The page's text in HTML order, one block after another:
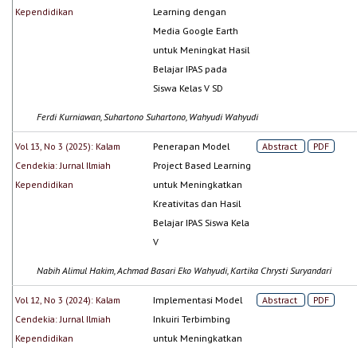
Kependidikan
Learning dengan
Media Google Earth
untuk Meningkat Hasil
Belajar IPAS pada
Siswa Kelas V SD
Ferdi Kurniawan, Suhartono Suhartono, Wahyudi Wahyudi
Vol 13, No 3 (2025): Kalam
Cendekia: Jurnal Ilmiah
Kependidikan
Penerapan Model
Project Based Learning
untuk Meningkatkan
Kreativitas dan Hasil
Belajar IPAS Siswa Kela
V
Abstract PDF
Nabih Alimul Hakim, Achmad Basari Eko Wahyudi, Kartika Chrysti Suryandari
Vol 12, No 3 (2024): Kalam
Cendekia: Jurnal Ilmiah
Kependidikan
Implementasi Model
Inkuiri Terbimbing
untuk Meningkatkan
Abstract PDF